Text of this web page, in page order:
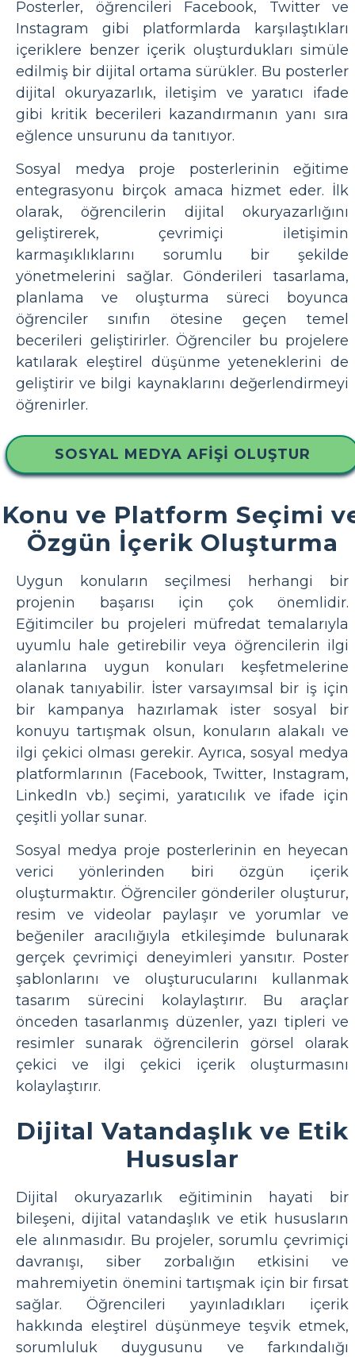
Posterler, öğrencileri Facebook, Twitter ve
Instagram gibi platformlarda karşılaştıkları
içeriklere benzer içerik oluşturdukları simüle
edilmiş bir dijital ortama sürükler. Bu posterler
dijital okuryazarlık, iletişim ve yaratıcı ifade
gibi kritik becerileri kazandırmanın yanı sıra
eğlence unsurunu da tanıtıyor.
Sosyal medya proje posterlerinin eğitime
entegrasyonu birçok amaca hizmet eder. İlk
olarak, öğrencilerin dijital okuryazarlığını
geliştirerek, çevrimiçi iletişimin
karmaşıklıklarını sorumlu bir şekilde
yönetmelerini sağlar. Gönderileri tasarlama,
planlama ve oluşturma süreci boyunca
öğrenciler sınıfın ötesine geçen temel
becerileri geliştirirler. Öğrenciler bu projelere
katılarak eleştirel düşünme yeteneklerini de
geliştirir ve bilgi kaynaklarını değerlendirmeyi
öğrenirler.
SOSYAL MEDYA AFIŞI OLUŞTUR
Konu ve Platform Seçimi
Özgün İçerik Oluşturma
Uygun konuların seçilmesi herhangi bir
projenin başarısı için çok önemlidir.
Eğitimciler bu projeleri müfredat temalarıyla
uyumlu hale getirebilir veya öğrencilerin ilgi
alanlarına uygun konuları keşfetmelerine
olanak tanıyabilir. İster varsayımsal bir iş için
bir kampanya hazırlamak ister sosyal bir
konuyu tartışmak olsun, konuların alakalı ve
ilgi çekici olması gerekir. Ayrıca, sosyal medya
platformlarının (Facebook, Twitter, Instagram,
LinkedIn vb.) seçimi, yaratıcılık ve ifade için
çeşitli yollar sunar.
Sosyal medya proje posterlerinin en heyecan
verici yönlerinden biri özgün içerik
oluşturmaktır. Öğrenciler gönderiler oluşturur,
resim ve videolar paylaşır ve yorumlar ve
beğeniler aracılığıyla etkileşimde bulunarak
gerçek çevrimiçi deneyimleri yansıtır. Poster
şablonlarını ve oluşturucularını kullanmak
tasarım sürecini kolaylaştırır. Bu araçlar
önceden tasarlanmış düzenler, yazı tipleri ve
resimler sunarak öğrencilerin görsel olarak
çekici ve ilgi çekici içerik oluşturmasını
kolaylaştırır.
Dijital Vatandaşlık ve Etik
Hususlar
Dijital okuryazarlık eğitiminin hayati bir
bileşeni, dijital vatandaşlık ve etik hususların
ele alınmasıdır. Bu projeler, sorumlu çevrimiçi
davranışı, siber zorbalığın etkisini ve
mahremiyetin önemini tartışmak için bir fırsat
sağlar. Öğrencileri yayınladıkları içerik
hakkında eleştirel düşünmeye teşvik etmek,
sorumluluk duygusunu ve farkındalığı